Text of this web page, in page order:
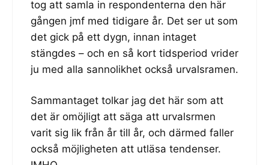
tog att samla in respondenterna den här
gången jmf med tidigare år. Det ser ut som
det gick på ett dygn, innan intaget
stängdes – och en så kort tidsperiod vrider
ju med alla sannolikhet också urvalsramen.
Sammantaget tolkar jag det här som att
det är omöjligt att säga att urvalsrmen
varit sig lik från år till år, och därmed faller
också möjligheten att utläsa tendenser.